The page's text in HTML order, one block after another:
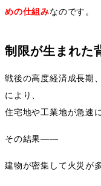
めの仕組みなのです。
制限が生まれた
戦後の高度経済成長期
により、
住宅地や工業地が急速
その結果――
建物が密集して火災が